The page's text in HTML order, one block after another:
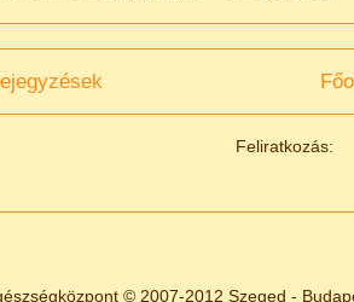
Feliratkozás:
© 2007-2012 Szeged -